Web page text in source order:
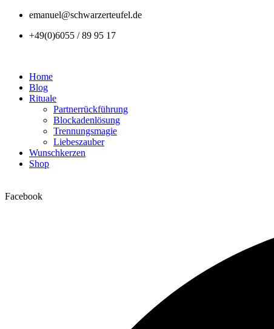
emanuel@schwarzerteufel.de
+49(0)6055 / 89 95 17
Home
Blog
Rituale
Partnerrückführung
Blockadenlösung
Trennungsmagie
Liebeszauber
Wunschkerzen
Shop
Facebook